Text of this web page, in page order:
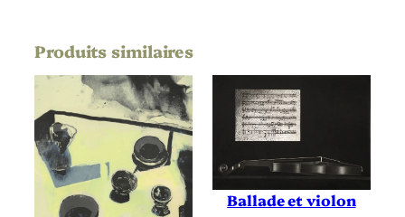
Orientation Paysage
Thématique
Belle Époque ,Cheminée,Chien
Enfant Escalier,Fumée,
Montmartre ,Paris,Religieuse
Réverbère Sacré Cœur,Toit
Produits similaires
Ballade et violon